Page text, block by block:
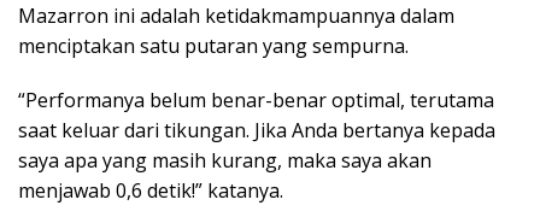
Mazarron ini adalah ketidakmampuannya dalam
menciptakan satu putaran yang sempurna.
“Performanya belum benar-benar optimal, terutama
saat keluar dari tikungan. Jika Anda bertanya kepada
saya apa yang masih kurang, maka saya akan
menjawab 0,6 detik!” katanya.